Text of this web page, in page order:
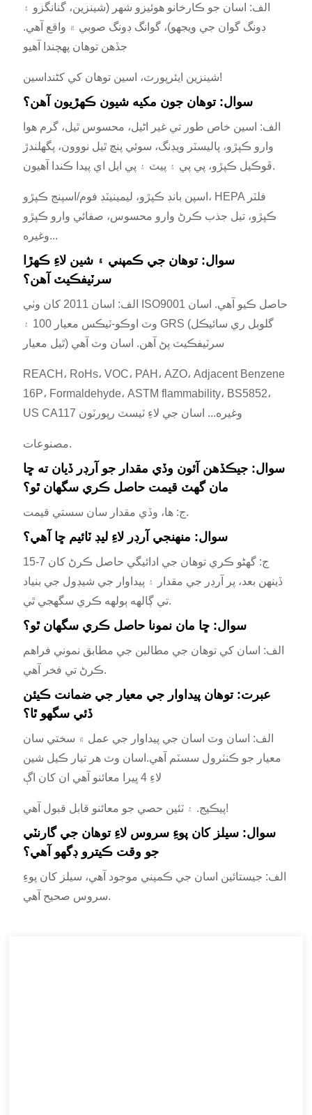
الف: اسان جو ڪارخانو هوئيزو شهر (شينزين، گنانگزو ۽
ڊونگ گوان جي ويجهو)، گوانگ ڊونگ صوبي ۾ واقع آهي.
جڏهن توهان پهچندا آهيو
شينزين ايئرپورٽ، اسين توهان کي کڻنداسين!
سوال: توهان جون مکيه شيون ڪهڙيون آهن؟
الف: اسين خاص طور تي غير اڻيل، محسوس ٿيل، گرم هوا
وارو ڪپڙو، پاليسٽر ويڊنگ، سوئي پنچ ٿيل نووون، پگھلندڙ
ڦوڪيل ڪپڙو، پي پي ۽ پيٽ ۽ پي ايل اي پيدا ڪندا آهيون.
اسپن بانڊ ڪپڙو، ليمينيٽڊ فوم/اسپنج ڪپڙو، HEPA فلٽر
ڪپڙو، تيل جذب ڪرڻ وارو محسوس، صفائي وارو ڪپڙو
وغيره...
سوال: توهان جي ڪمپني ۽ شين لاءِ ڪهڙا
سرٽيفڪيٽ آهن؟
الف: اسان 2011 کان وٺي ISO9001 حاصل ڪيو آهي. اسان
وٽ اوڪو-ٽيڪس معيار 100 ۽ GRS (گلوبل ري سائيڪل
ٿيل معيار) سرٽيفڪيٽ پڻ آهن. اسان وٽ آهي
REACH، RoHs، VOC، PAH، AZO، Adjacent Benzene
16P، Formaldehyde، ASTM flammability، BS5852،
US CA117 وغيره... اسان جي لاءِ ٽيسٽ رپورٽون
مصنوعات.
سوال: جيڪڏهن آئون وڏي مقدار جو آرڊر ڏيان ته ڇا
مان گهٽ قيمت حاصل ڪري سگهان ٿو؟
ج: ها، وڏي مقدار سان سستي قيمت.
سوال: منهنجي آرڊر لاءِ ليڊ ٽائيم ڇا آهي؟
ج: گهڻو ڪري توهان جي ادائيگي حاصل ڪرڻ کان 7-15
ڏينهن بعد، پر آرڊر جي مقدار ۽ پيداوار جي شيڊول جي بنياد
تي ڳالهه ٻولهه ڪري سگهجي ٿي.
سوال: ڇا مان نمونا حاصل ڪري سگهان ٿو؟
الف: اسان کي توهان جي مطالبن جي مطابق نموني فراهم
ڪرڻ تي فخر آهي.
عبرت: توهان پيداوار جي معيار جي ضمانت ڪيئن
ڏئي سگهو ٿا؟
الف: اسان وٽ اسان جي پيداوار جي عمل ۾ سختي سان
معيار جو ڪنٽرول سسٽم آهي.اسان وٽ هر تيار ڪيل شين
لاءِ 4 ڀيرا معائنو آهي ان کان اڳ
پيڪيج. ۽ ٽئين حصي جو معائنو قابل قبول آهي!
سوال: سيلز کان پوءِ سروس لاءِ توهان جي گارنٽي
جو وقت ڪيترو ڊگهو آهي؟
الف: جيستائين اسان جي ڪمپني موجود آهي، سيلز کان پوءِ
سروس صحيح آهي.